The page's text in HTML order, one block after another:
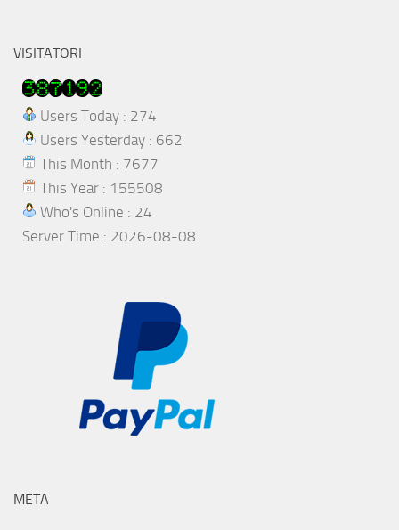
VISITATORI
Users Today : 274
Users Yesterday : 662
This Month : 7677
This Year : 155508
Who's Online : 24
Server Time : 2026-08-08
META